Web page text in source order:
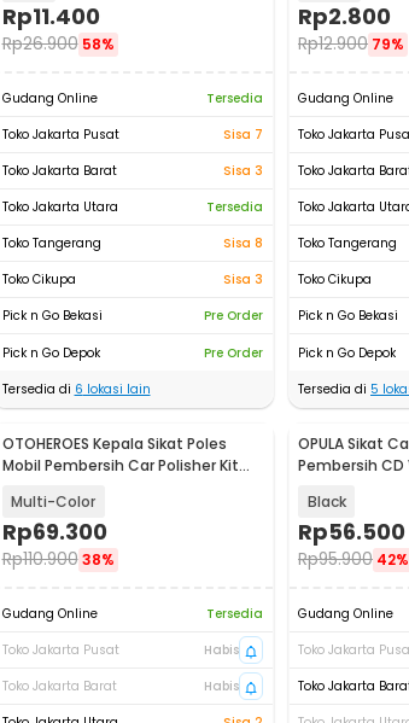
Rp11.400
Rp26.900 58%
Gudang Online
Tersedia
Toko Jakarta Pusat
Sisa 7
Toko Jakarta Barat
Sisa 3
Toko Jakarta Utara
Tersedia
Toko Tangerang
Sisa 8
Toko Cikupa
Sisa 3
Pick n Go Bekasi
Pre Order
Pick n Go Depok
Pre Order
Tersedia di 6 lokasi lain
Rp2.800
Rp12.900 79%
Gudang Online
Toko Jakarta
Toko Jakarta
Toko Jakarta
Toko Tangerang
Toko Cikupa
Pick n Go Bekasi
Pick n Go Depok
Tersedia di 5
OTOHEROES Kepala Sikat Poles
Mobil Pembersih Car Polisher Kit
Multi-Color
Rp69.300
Rp110.900 38%
Gudang Online
Tersedia
Toko Jakarta Pusat
Habis
Toko Jakarta Barat
Habis
OPULA Sikat
Pembersih
Black
Rp56.500
Rp95.900 42%
Gudang Online
Toko Jakarta
Toko Jakarta